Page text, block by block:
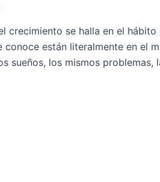
se halla en el hábito
conoce están literalmente en el
sueños, los mismos problemas,